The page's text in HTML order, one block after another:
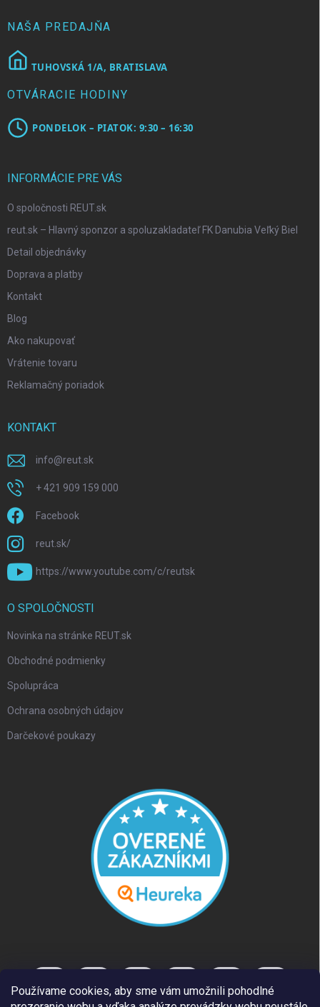
Používame cookies, aby sme vám umožnili pohodlné
NAŠA PREDAJŇA
TUHOVSKÁ 1/A, BRATISLAVA
OTVÁRACIE HODINY
PONDELOK – PIATOK: 9:30 – 16:30
INFORMÁCIE PRE VÁS
O spoločnosti REUT.sk
reut.sk – Hlavný sponzor a spoluzakladateľ FK Danubia Veľký Biel
Detail objednávky
Doprava a platby
Kontakt
Blog
Ako nakupovať
Vrátenie tovaru
Reklamačný poriadok
KONTAKT
info@reut.sk
+ 421 909 159 000
Facebook
reut.sk/
https://www.youtube.com/c/reutsk
O SPOLOČNOSTI
Novinka na stránke REUT.sk
Obchodné podmienky
Spolupráca
Ochrana osobných údajov
Darčekové poukazy